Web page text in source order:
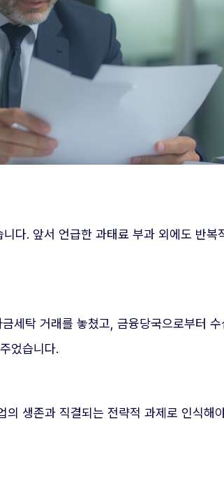
다. 앞서 언급한 과태료 부과 외에도 반
탁 거래를 놓쳤고, 금융당국으로부터
었습니다.
생존과 직결되는 전략적 과제로 인식